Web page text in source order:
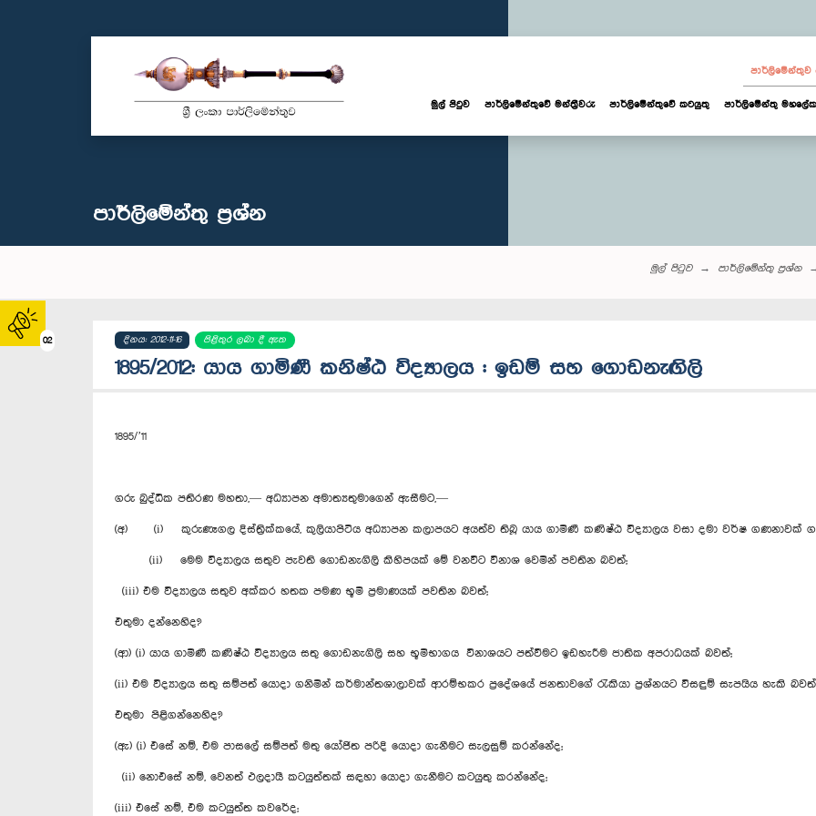
02
පාර්ලි‌මේන්තුව
මුල් පිටුව පාර්ලි‌මේන්තුවේ මන්ත්‍රීවරු පාර්ලිමේන්තුවේ කටයුතු පාර්ලිමේන්තු
පාර්ලි‌මේන්තු‌ ප්‍රශ්න
මුල් පිටුව පාර්ලි‌මේන්තු‌ ප්‍රශ්න
දිනය: 2012-11-16 පිළිතුර ලබා දී ඇත
1895/2012: යාය ගාමිණී කනිෂ්ඨ විද්‍යාලය : ඉඩම් සහ ගොඩනැඟිලි
1895/’11
ගරු බුද්ධික පතිරණ මහතා,— අධ්‍යාපන අමාත්‍යතුමාගෙන් ඇසීමට,—
(අ) (i) කුරුණෑගල දිස්ත්‍රික්කයේ, කුලියාපිටිය අධ්‍යාපන කලාපයට අයත්ව තිබූ යාය ගාමිණී කණිෂ්ඨ විද්‍යාලය වසා දමා වර්ෂ ගණනාවක්
(ii) මෙම විද්‍යාලය සතුව පැවති ගොඩනැගිලි කිහිපයක් මේ වනවිට විනාශ වෙමින් පවතින බවත්;
(iii) එම විද්‍යාලය සතුව අක්කර හතක පමණ භූමි ප්‍රමාණයක් පවතින බවත්;
එතුමා දන්නෙහිද?
(ආ) (i) යාය ගාමිණී කණිෂ්ඨ විද්‍යාලය සතු ගොඩනැගිලි සහ භූමිභාගය විනාශයට පත්වීමට ඉඩහැරීම ජාතික අපරාධයක් බවත්;
(ii) එම විද්‍යාලය සතු සම්පත් යොදා ගනිමින් කර්මාන්තශාලාවක් ආරම්භකර ප්‍රදේශයේ ජනතාවගේ රැකියා ප්‍රශ්නයට විසඳුම් සැපයිය හැකි
එතුමා පිළිගන්නෙහිද?
(ඇ) (i) එසේ නම්, එම පාසලේ සම්පත් මතු යෝජිත පරිදි යොදා ගැනීමට සැලසුම් කරන්නේද;
(ii) නොඑ‍සේ නම්, වෙනත් ඵලදායී කටයුත්තක් සඳහා යොදා ගැනීමට කටයුතු කරන්නේද;
(iii) එසේ නම්, එම කටයුත්ත කවරේද;